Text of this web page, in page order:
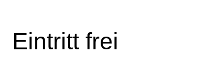
Eintritt frei